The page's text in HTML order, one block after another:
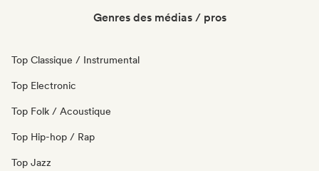
Genres des médias / pros
Top Classique / Instrumental
Top Electronic
Top Folk / Acoustique
Top Hip-hop / Rap
Top Jazz